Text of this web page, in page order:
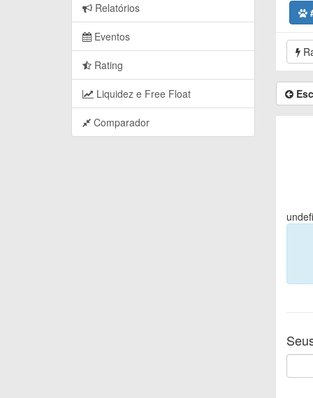
Relatórios
Eventos
Rating
Liquidez e Free Float
Comparador